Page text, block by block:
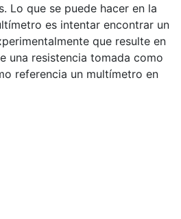
Lo que se puede hacer en la
es intentar encontrar un
que resulte en
una resistencia tomada como
referencia un multímetro en